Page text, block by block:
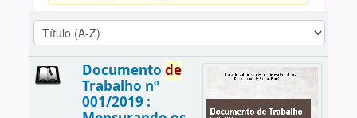
Documento de
Trabalho nº
001/2019 :